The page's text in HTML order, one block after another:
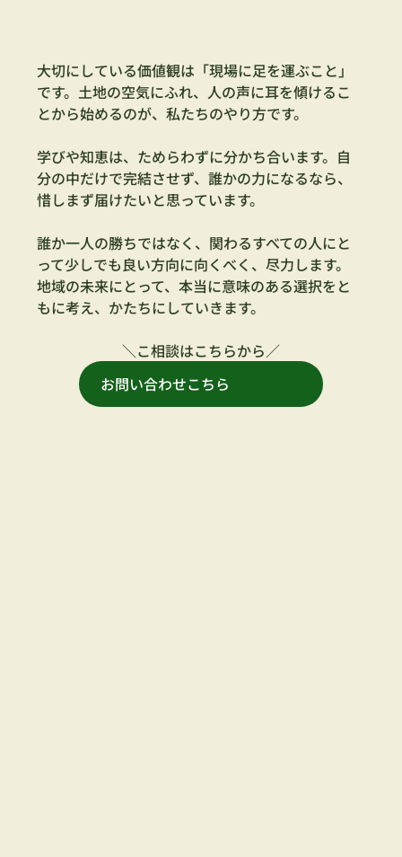
大切にしている価値観は「現場に足を運ぶこと」
です。土地の空気にふれ、人の声に耳を傾けるこ
とから始めるのが、私たちのやり方です。
学びや知恵は、ためらわずに分かち合います。自
分の中だけで完結させず、誰かの力になるなら、
惜しまず届けたいと思っています。
誰か一人の勝ちではなく、関わるすべての人にと
って少しでも良い方向に向くべく、尽力します。
地域の未来にとって、本当に意味のある選択をと
もに考え、かたちにしていきます。
＼こ相談はこちらから／
お問い合わせこちら